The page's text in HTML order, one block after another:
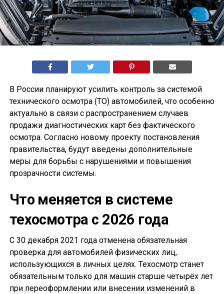
В России планируют усилить контроль за системой
технического осмотра (ТО) автомобилей, что особенно
актуально в связи с распространением случаев
продажи диагностических карт без фактического
осмотра. Согласно новому проекту постановления
правительства, будут введены дополнительные
меры для борьбы с нарушениями и повышения
прозрачности системы.
Что меняется в системе
техосмотра с 2026 года
С 30 декабря 2021 года отменена обязательная
проверка для автомобилей физических лиц,
использующихся в личных целях. Техосмотр станет
обязательным только для машин старше четырёх лет
при переоформлении или внесении изменений в